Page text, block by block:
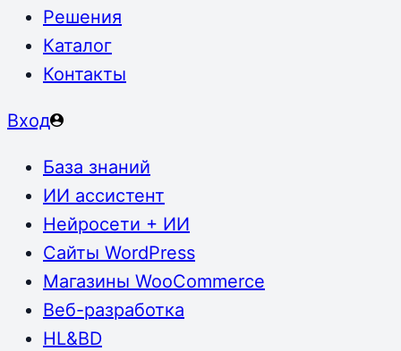
Решения
Каталог
Контакты
Вход
База знаний
ИИ ассистент
Нейросети + ИИ
Сайты WordPress
Магазины WooCommerce
Веб-разработка
HL&BD